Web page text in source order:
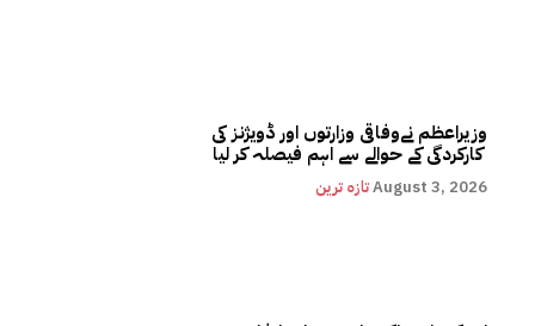
وزیراعظم نےوفاقی وزارتوں اور ڈویژنز کی
کارکردگی کے حوالے سے اہم فیصلہ کر لیا
تازہ ترینAugust 3, 2026